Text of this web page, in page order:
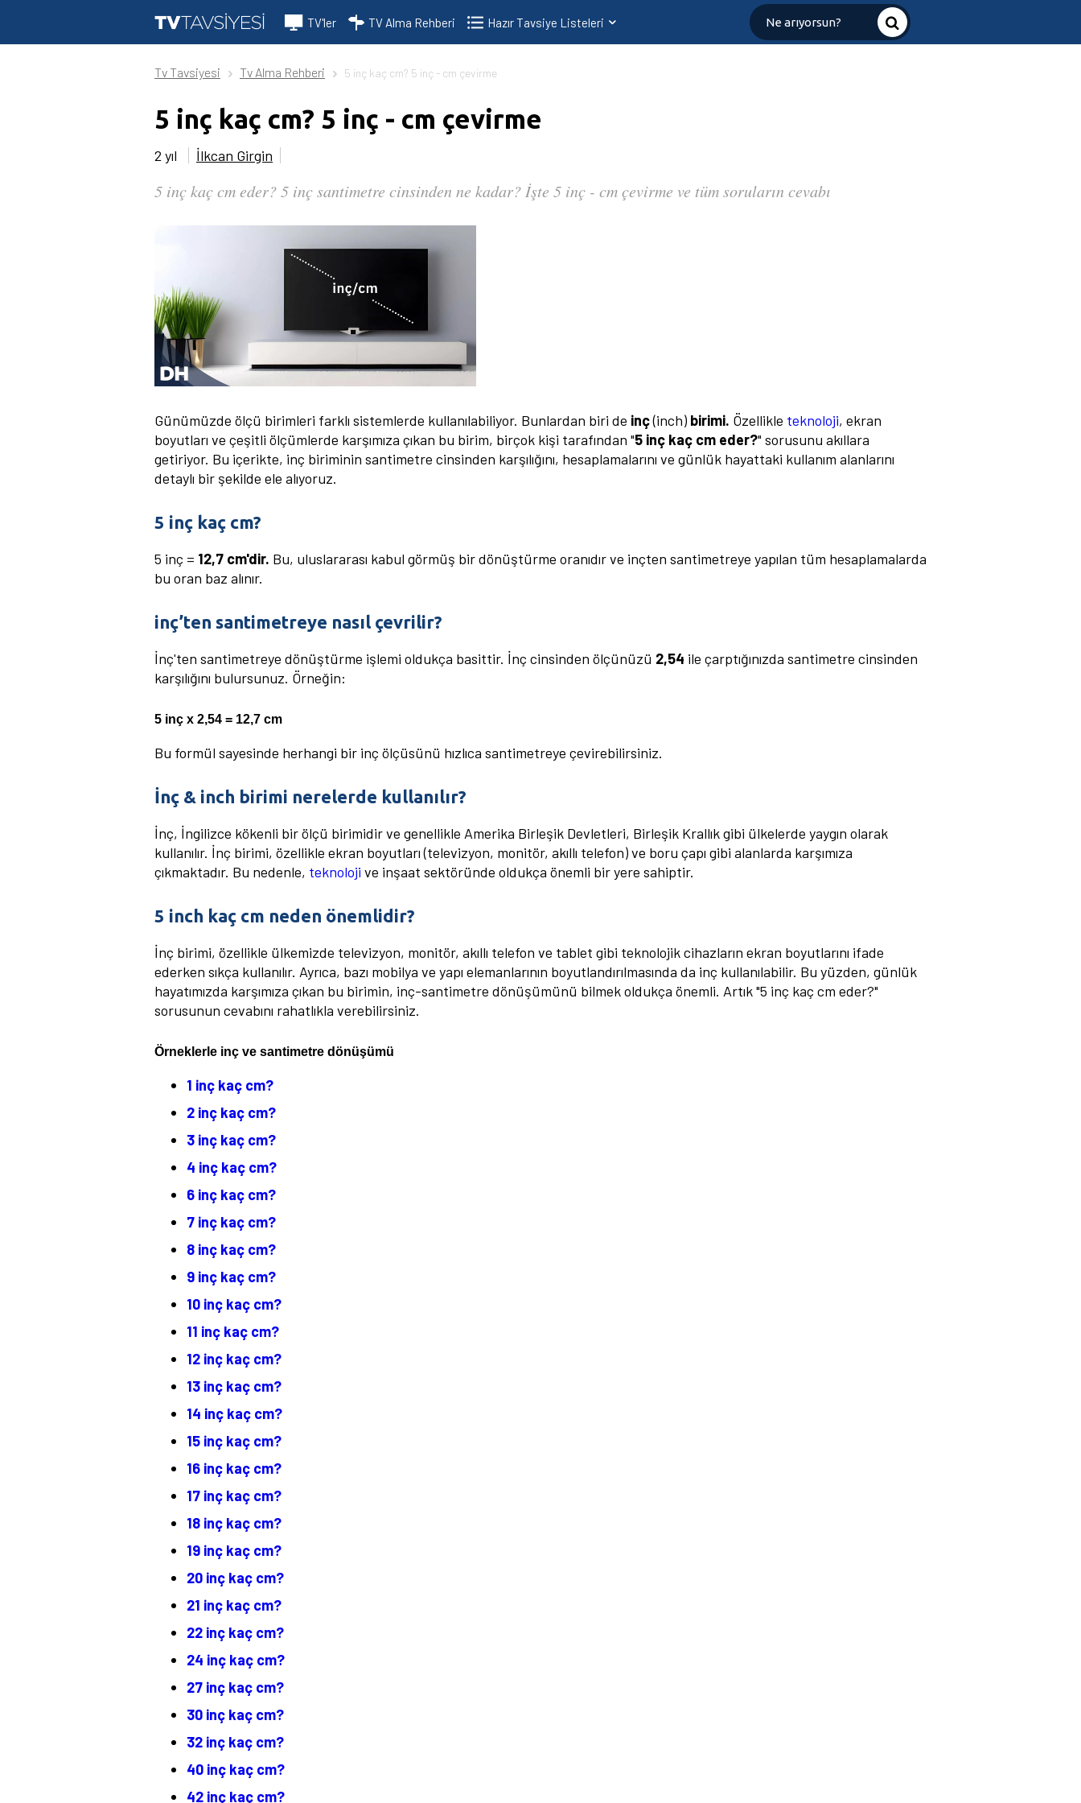
TV'ler TV Alma Rehberi Hazır Tavsiye Listeleri
Tv Tavsiyesi Tv Alma Rehberi 5 inç kaç cm? 5 inç - cm çevirme
5 inç kaç cm? 5 inç - cm çevirme
2 yıl İlkcan Girgin
5 inç kaç cm eder? 5 inç santimetre cinsinden ne kadar? İşte 5 inç - cm çevirme ve tüm soruların cevabı
Günümüzde ölçü birimleri farklı sistemlerde kullanılabiliyor. Bunlardan biri de inç(inch) birimi. Özellikle teknoloji, ekran
boyutları ve çeşitli ölçümlerde karşımıza çıkan bu birim, birçok kişi tarafından "5 inç kaç cm eder?" sorusunu akıllara
getiriyor. Bu içerikte, inç biriminin santimetre cinsinden karşılığını, hesaplamalarını ve günlük hayattaki kullanım alanlarını
detaylı bir şekilde ele alıyoruz.
5 inç kaç cm?
5 inç = 12,7 cm'dir. Bu, uluslararası kabul görmüş bir dönüştürme oranıdır ve inçten santimetreye yapılan tüm hesaplamalarda
bu oran baz alınır.
inç’ten santimetreye nasıl çevrilir?
İnç'ten santimetreye dönüştürme işlemi oldukça basittir. İnç cinsinden ölçünüzü 2,54 ile çarptığınızda santimetre cinsinden
karşılığını bulursunuz. Örneğin:
5 inç x 2,54 = 12,7 cm
Bu formül sayesinde herhangi bir inç ölçüsünü hızlıca santimetreye çevirebilirsiniz.
İnç & inch birimi nerelerde kullanılır?
İnç, İngilizce kökenli bir ölçü birimidir ve genellikle Amerika Birleşik Devletleri, Birleşik Krallık gibi ülkelerde yaygın olarak
kullanılır. İnç birimi, özellikle ekran boyutları (televizyon, monitör, akıllı telefon) ve boru çapı gibi alanlarda karşımıza
çıkmaktadır. Bu nedenle, teknoloji ve inşaat sektöründe oldukça önemli bir yere sahiptir.
5 inch kaç cm neden önemlidir?
İnç birimi, özellikle ülkemizde televizyon, monitör, akıllı telefon ve tablet gibi teknolojik cihazların ekran boyutlarını ifade
ederken sıkça kullanılır. Ayrıca, bazı mobilya ve yapı elemanlarının boyutlandırılmasında da inç kullanılabilir. Bu yüzden, günlük
hayatımızda karşımıza çıkan bu birimin, inç-santimetre dönüşümünü bilmek oldukça önemli. Artık "5 inç kaç cm eder?"
sorusunun cevabını rahatlıkla verebilirsiniz.
Örneklerle inç ve santimetre dönüşümü
1 inç kaç cm?
2 inç kaç cm?
3 inç kaç cm?
4 inç kaç cm?
6 inç kaç cm?
7 inç kaç cm?
8 inç kaç cm?
9 inç kaç cm?
10 inç kaç cm?
11 inç kaç cm?
12 inç kaç cm?
13 inç kaç cm?
14 inç kaç cm?
15 inç kaç cm?
16 inç kaç cm?
17 inç kaç cm?
18 inç kaç cm?
19 inç kaç cm?
20 inç kaç cm?
21 inç kaç cm?
22 inç kaç cm?
24 inç kaç cm?
27 inç kaç cm?
30 inç kaç cm?
32 inç kaç cm?
40 inç kaç cm?
42 inç kaç cm?